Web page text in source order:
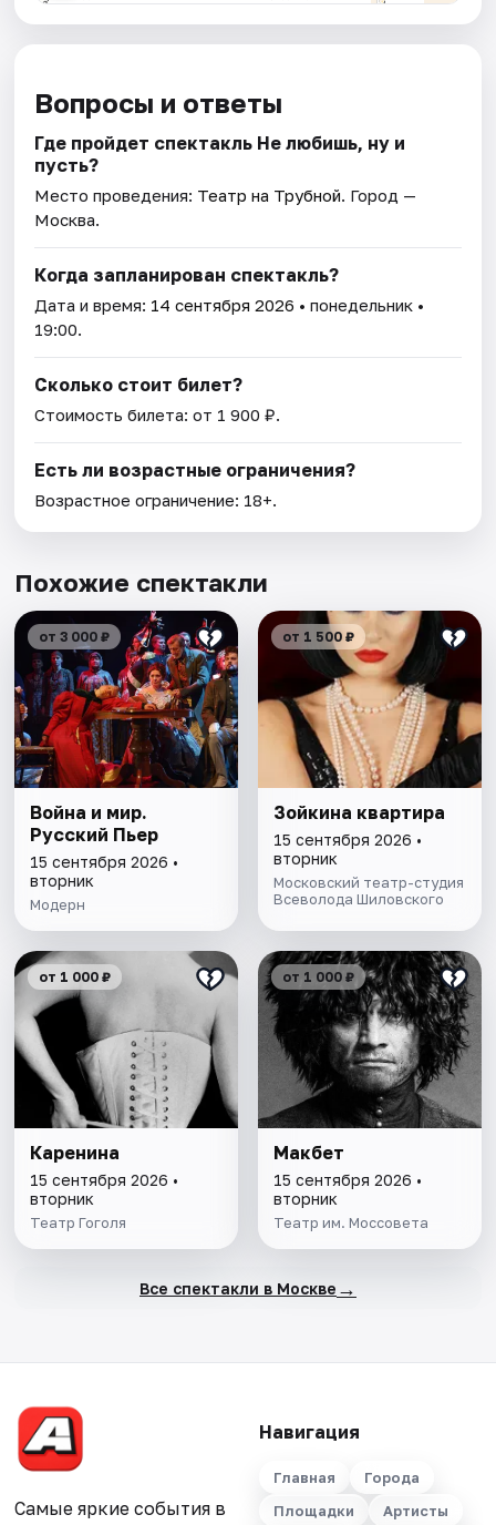
Вопросы и ответы
Где пройдет спектакль Не любишь, ну и
пусть?
Место проведения: Театр на Трубной. Город —
Москва.
Когда запланирован спектакль?
Дата и время: 14 сентября 2026 • понедельник •
19:00.
Сколько стоит билет?
Стоимость билета: от 1 900 ₽.
Есть ли возрастные ограничения?
Возрастное ограничение: 18+.
Похожие спектакли
от 3 000 ₽
Война и мир.
Русский Пьер
15 сентября 2026 •
вторник
Модерн
от 1 500 ₽
Зойкина квартира
15 сентября 2026 •
вторник
Московский театр-студия
Всеволода Шиловского
от 1 000 ₽
Каренина
15 сентября 2026 •
вторник
Театр Гоголя
от 1 000 ₽
Макбет
15 сентября 2026 •
вторник
Театр им. Моссовета
Все спектакли в Москве →
Самые яркие события в
Навигация
Главная
Города
Площадки
Артисты